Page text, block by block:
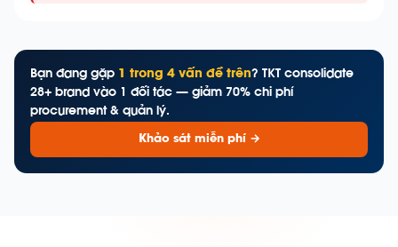
Bạn đang gặp 1 trong 4 vấn đề trên? TKT consolidate
28+ brand vào 1 đối tác — giảm 70% chi phí
procurement & quản lý.
Khảo sát miễn phí →